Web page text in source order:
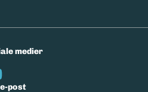
medier
post